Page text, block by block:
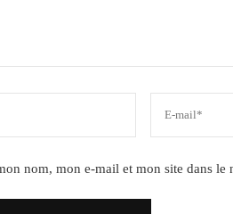
nom, mon e-mail et mon site dans